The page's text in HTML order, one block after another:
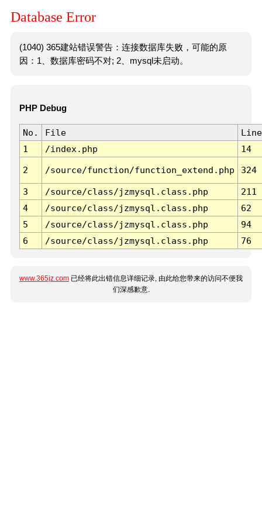
Database Error
(1040) 365建站错误警告：连接数据库失败，可能的原
因：1、数据库密码不对; 2、mysql未启动。
PHP Debug
No. File
Line
1
/index.php 14
2 /source/function/function_extend.php 324
3 /source/class/jzmysql.class.php
211
4
/source/class/jzmysql.class.php
62
5
/source/class/jzmysql.class.php
94
6
/source/class/jzmysql.class.php 76
www.365jz.com 已经将此出错信息详细记录, 由此给您带来的访问不便我
们深感歉意.